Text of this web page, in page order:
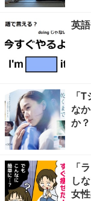
英
「
な
か
「
し
女